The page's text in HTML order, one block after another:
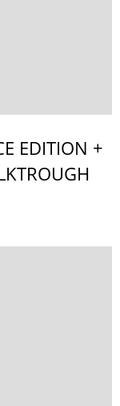
EDITION +